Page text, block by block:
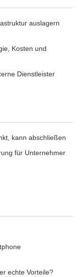
auslagern
Kosten und
Dienstleister
kann abschließen
für Unternehmer
echte Vorteile?